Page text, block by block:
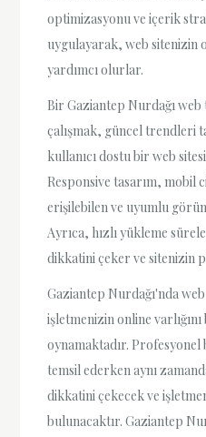
optimizasyonu ve içerik
uygulayarak, web sitenizin
yardımcı olurlar.
Bir Gaziantep Nurdağı
çalışmak, güncel trendleri
kullanıcı dostu bir web
Responsive tasarım, mobil
erişilebilen ve uyumlu
Ayrıca, hızlı yükleme
dikkatini çeker ve sitenizin
Gaziantep Nurdağı'nda
işletmenizin online
oynamaktadır. Profesyonel
temsil ederken aynı
dikkatini çekecek ve
bulunacaktır. Gaziantep